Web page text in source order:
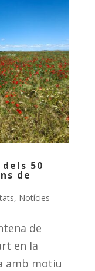
50
de
, Notícies
de
en la
amb motiu